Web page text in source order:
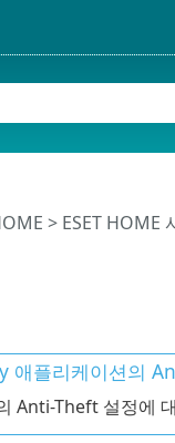
> ESET HOME
애플리케이션의
Anti-Theft 설정에